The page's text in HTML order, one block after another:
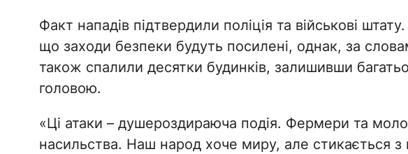
Факт нападів підтвердили поліція та військові
що заходи безпеки будуть посилені, однак, за
також спалили десятки будинків, залишивши
головою.
«Ці атаки – душероздираюча подія. Фермери та
насильства. Наш народ хоче миру, але стикається